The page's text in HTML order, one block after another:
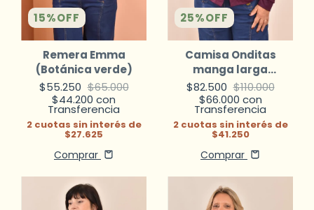
15%OFF
Remera Emma
(Botánica verde)
$55.250 $65.000
$44.200 con
Transferencia
2 cuotas sin interés de
$27.625
Comprar
25%OFF
Camisa Onditas
manga larga
(morado)
$82.500 $110.000
$66.000 con
Transferencia
2 cuotas sin interés de
$41.250
Comprar